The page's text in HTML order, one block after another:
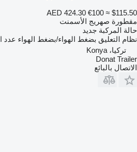
AED 424.30 €100 ≈ $115.50
مقطورة صهريج الأسمنت
حالة المركبة جديد
نظام التعليق بضغط الهواء/بضغط الهواء عدد
تركيا، Konya
Donat Trailer
الاتصال بالبائع